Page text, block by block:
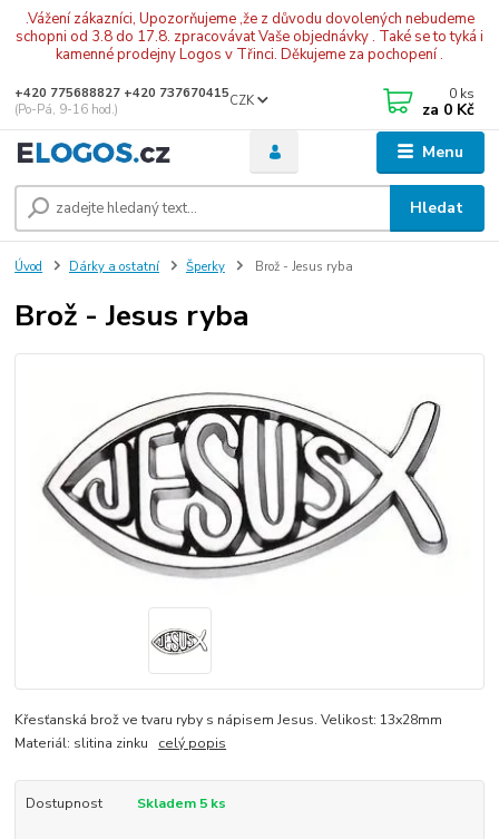
.Vážení zákazníci, Upozorňujeme ,že z důvodu dovolených nebudeme
schopni od 3.8 do 17.8. zpracovávat Vaše objednávky . Také se to tyká i
kamenné prodejny Logos v Třinci. Děkujeme za pochopení .
Menu
CZK
Hledat
+420 775688827 +420 737670415
(Po-Pá, 9-16 hod.)
0 ks
za 0 Kč
Úvod Dárky a ostatní Šperky Brož - Jesus ryba
Brož - Jesus ryba
Křesťanská brož ve tvaru ryby s nápisem Jesus. Velikost: 13x28mm
Materiál: slitina zinku celý popis
Dostupnost Skladem 5 ks